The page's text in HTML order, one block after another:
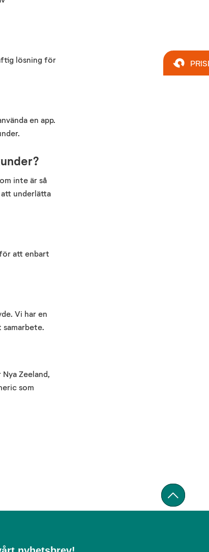
lösning för
en app.
inte är så
underlätta
att enbart
Vi har en
Zeeland,
som